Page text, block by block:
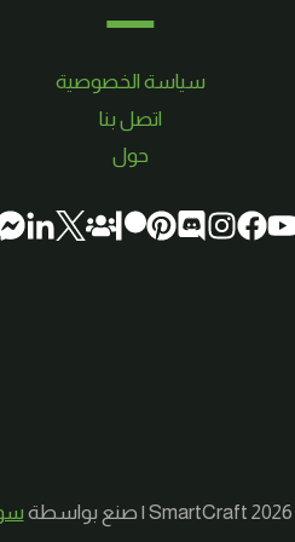
سياسة الخصوصية
اتصل بنا
حول